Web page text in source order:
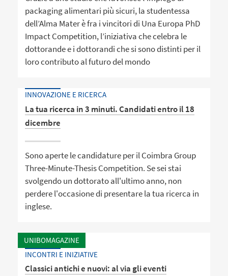
packaging alimentari più sicuri, la studentessa
dell’Alma Mater è fra i vincitori di Una Europa PhD
Impact Competition, l’iniziativa che celebra le
dottorande e i dottorandi che si sono distinti per il
loro contributo al futuro del mondo
INNOVAZIONE E RICERCA
La tua ricerca in 3 minuti. Candidati entro il 18
dicembre
Sono aperte le candidature per il Coimbra Group
Three-Minute-Thesis Competition. Se sei stai
svolgendo un dottorato all'ultimo anno, non
perdere l'occasione di presentare la tua ricerca in
inglese.
UNIBOMAGAZINE
INCONTRI E INIZIATIVE
Classici antichi e nuovi: al via gli eventi